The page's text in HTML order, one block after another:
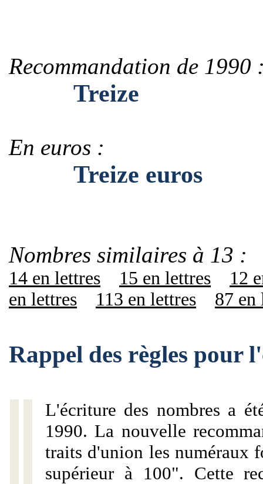
Recommandation de 1990
Treize
En euros :
Treize euros
Nombres similaires à 13 :
14 en lettres 15 en lettres
12
en lettres
113 en lettres 87 en
Rappel des règles pour
L'écriture des nombres a
1990. La nouvelle
traits d'union les numéraux
supérieur à 100". Cette